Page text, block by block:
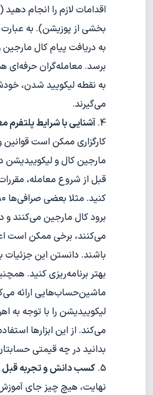
اقدامات لازم را انجام
بخشی از پوزیشن). به عبارت
به دریافت پیام کال مارجین
برسد. معامله‌گران
به نقطه لیکویید شدن،
می‌گیرند.
آشنایی با شرایط پلتفرم
کارگزاری ممکن است
مارجین کال و لیکوییدیشن
قبل از شروع معامله،
می‌کنند، برخی ممکن است
باشند. دانستن این
بهتر برنامه‌ریزی کنید.
ماشین‌حساب‌هایی ارائه
لیکوییدیشن را با توجه به
می‌کند. از این ابزارها
بدانید در چه قیمتی
کسب دانش و تجربه قبل
نهایت، هیچ چیز جای آموزش